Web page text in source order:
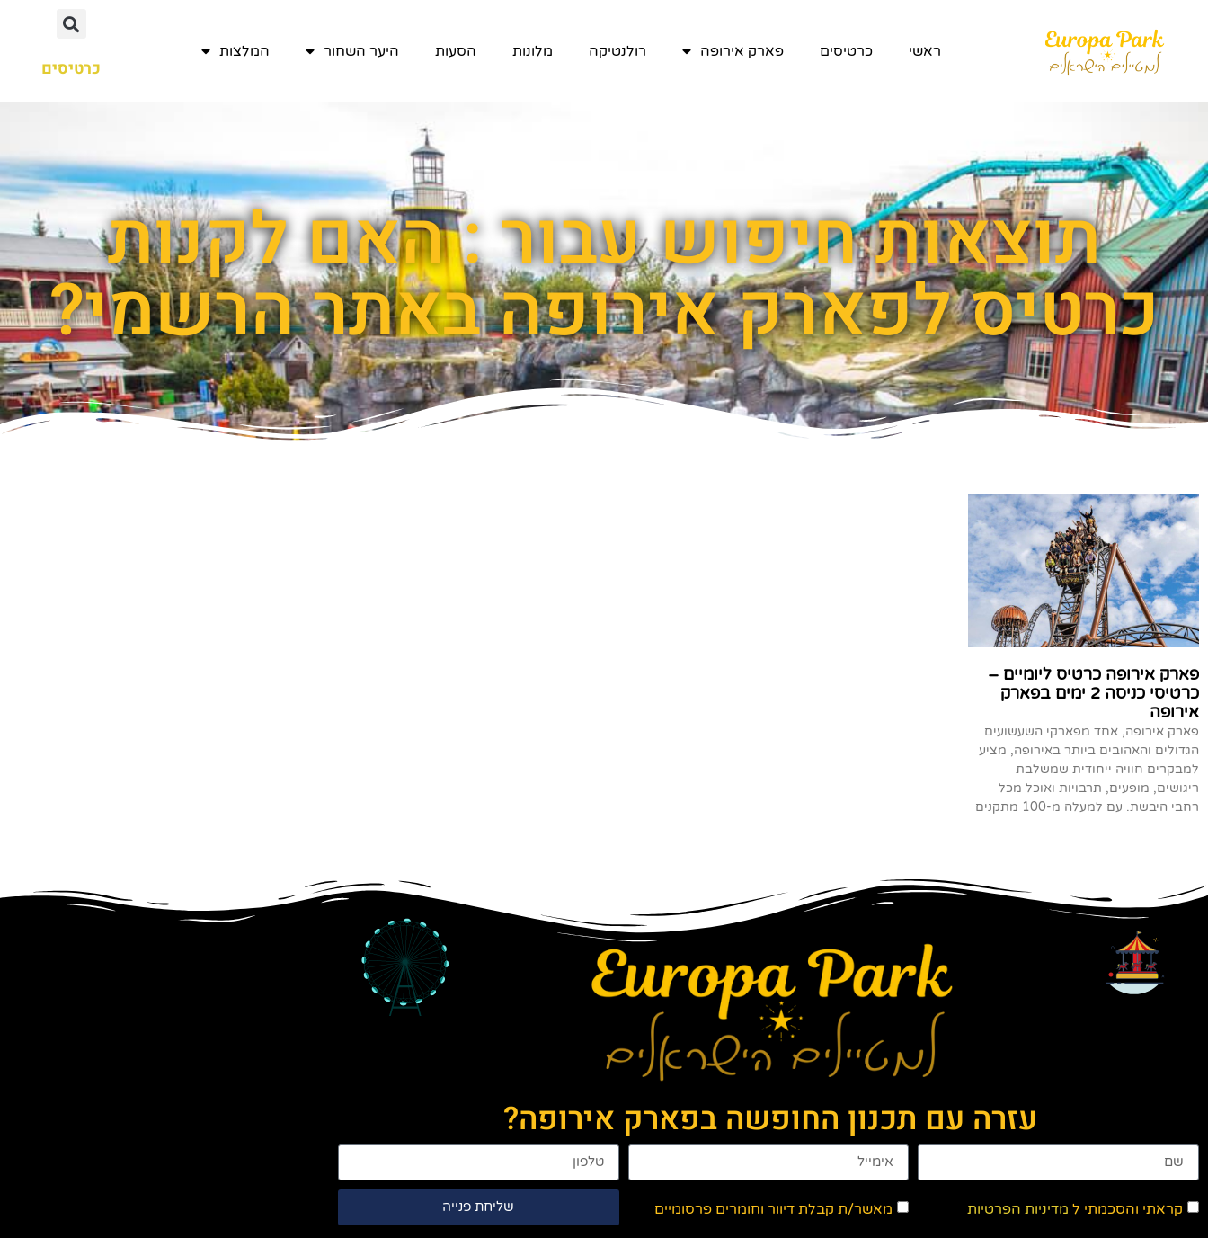
ראשי כרטיסים פארק אירופה רולנטיקה מלונות הסעות היער השחור המלצות
כרטיסים
תוצאות חיפוש עבור : האם לקנות
כרטיס לפארק אירופה באתר הרשמי?
פארק אירופה כרטיס ליומיים –
כרטיסי כניסה 2 ימים בפארק
אירופה
פארק אירופה, אחד מפארקי השעשועים
הגדולים והאהובים ביותר באירופה, מציע
למבקרים חוויה ייחודית שמשלבת
ריגושים, מופעים, תרבויות ואוכל מכל
רחבי היבשת. עם למעלה מ-100 מתקנים
עזרה עם תכנון החופשה בפארק אירופה?
קראתי והסכמתי ל מדיניות הפרטיות מאשר/ת קבלת דיוור וחומרים פרסומיים שליחת פנייה